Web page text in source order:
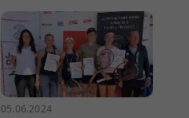
05.06.2024